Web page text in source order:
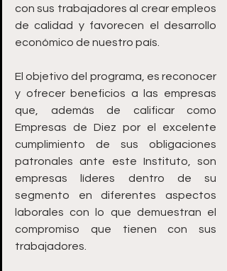
con sus trabajadores al crear empleos
de calidad y favorecen el desarrollo
económico de nuestro país.
El objetivo del programa, es reconocer
y ofrecer beneficios a las empresas
que, además de calificar como
Empresas de Diez por el excelente
cumplimiento de sus obligaciones
patronales ante este Instituto, son
empresas líderes dentro de su
segmento en diferentes aspectos
laborales con lo que demuestran el
compromiso que tienen con sus
trabajadores.